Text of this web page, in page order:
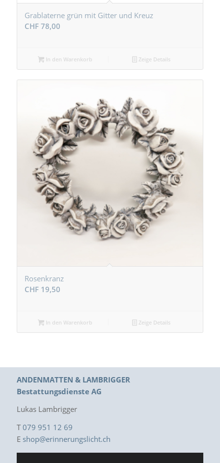
Grablaterne grün mit Gitter und Kreuz
CHF78,00
In den Warenkorb Zeige Details
Rosenkranz
CHF19,50
In den Warenkorb Zeige Details
ANDENMATTEN & LAMBRIGGER
Bestattungsdienste AG
Lukas Lambrigger
T 079 951 12 69
E shop@erinnerungslicht.ch